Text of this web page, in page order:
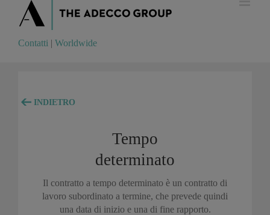
Contatti Worldwide
Contatti | Worldwide
INDIETRO
Tempo
determinato
Il contratto a tempo determinato è un contratto di
lavoro subordinato a termine, che prevede quindi
una data di inizio e una di fine rapporto.